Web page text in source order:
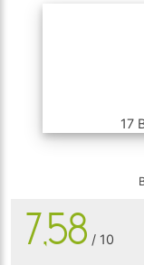
17
7,58 / 10